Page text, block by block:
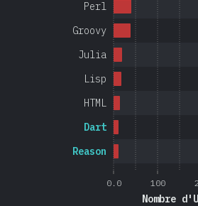
0.0 100
Nombre
Reason
Dart
HTML
Lisp
Julia
Groovy
Perl